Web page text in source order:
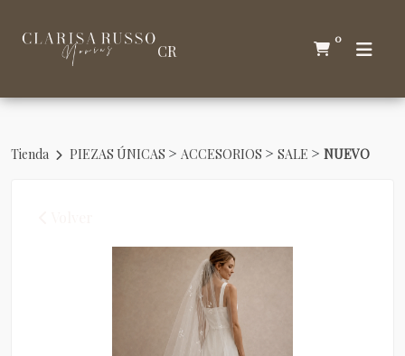
CR
0
Tienda PIEZAS ÚNICAS > ACCESORIOS > SALE > NUEVO